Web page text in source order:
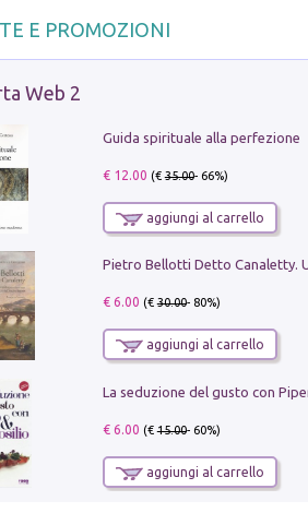
E PROMOZIONI
Web 2
Guida spirituale alla perfezione
€ 12.00 (€35.00- 66%)
aggiungi al carrello
€ 6.00 (€30.00- 80%)
aggiungi al carrello
€ 6.00 (€15.00- 60%)
aggiungi al carrello